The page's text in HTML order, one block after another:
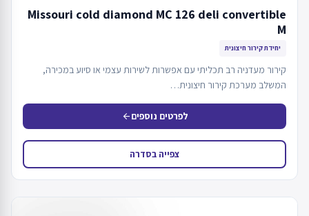
Missouri cold diamond MC 126 deli convertible
M
יחידת קירור חיצונית
קירור מעדניה רב תכליתי עם אפשרות לשירות עצמי או סיוע במכירה,
המשלב מערכת קירור חיצונית…
לפרטים נוספיםarrow_back
צפייה בסדרה